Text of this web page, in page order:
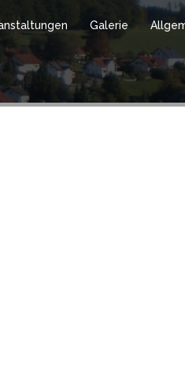
Galerie